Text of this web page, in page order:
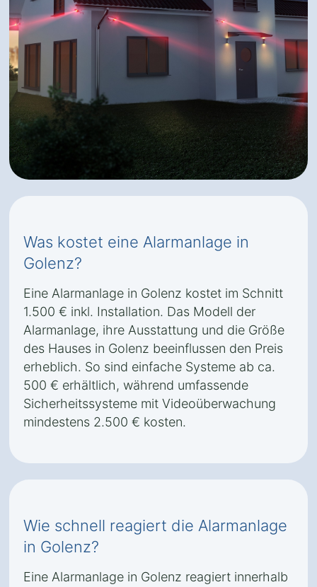
Was kostet eine Alarmanlage in
Golenz?
Eine Alarmanlage in Golenz kostet im Schnitt
1.500 € inkl. Installation. Das Modell der
Alarmanlage, ihre Ausstattung und die Größe
des Hauses in Golenz beeinflussen den Preis
erheblich. So sind einfache Systeme ab ca.
500 € erhältlich, während umfassende
Sicherheitssysteme mit Videoüberwachung
mindestens 2.500 € kosten.
Wie schnell reagiert die Alarmanlage
in Golenz?
Eine Alarmanlage in Golenz reagiert innerhalb